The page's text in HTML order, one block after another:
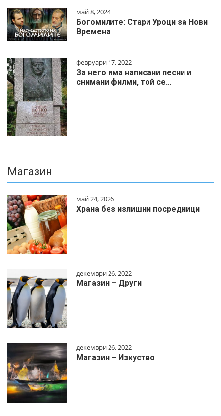
май 8, 2024
Богомилите: Стари Уроци за Нови
Времена
февруари 17, 2022
За него има написани песни и
снимани филми, той се…
Магазин
май 24, 2026
Храна без излишни посредници
декември 26, 2022
Магазин – Други
декември 26, 2022
Магазин – Изкуство